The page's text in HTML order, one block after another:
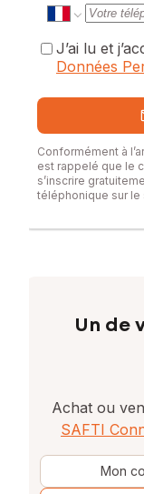
J’ai lu et
Données
Conformément à
est rappelé que le
s’inscrire
téléphonique sur le
Un de
Achat ou
SAFTI
Mon